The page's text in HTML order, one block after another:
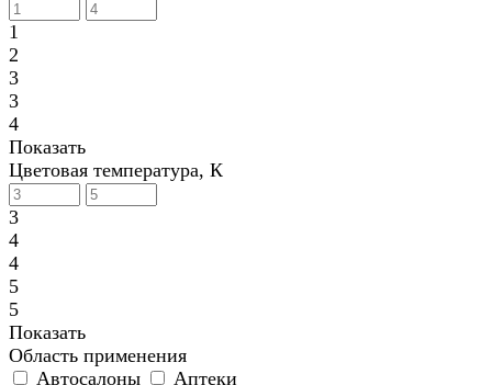
1
2
3
3
4
Показать
Цветовая температура, К
3
4
4
5
5
Показать
Область применения
Автосалоны
Аптеки